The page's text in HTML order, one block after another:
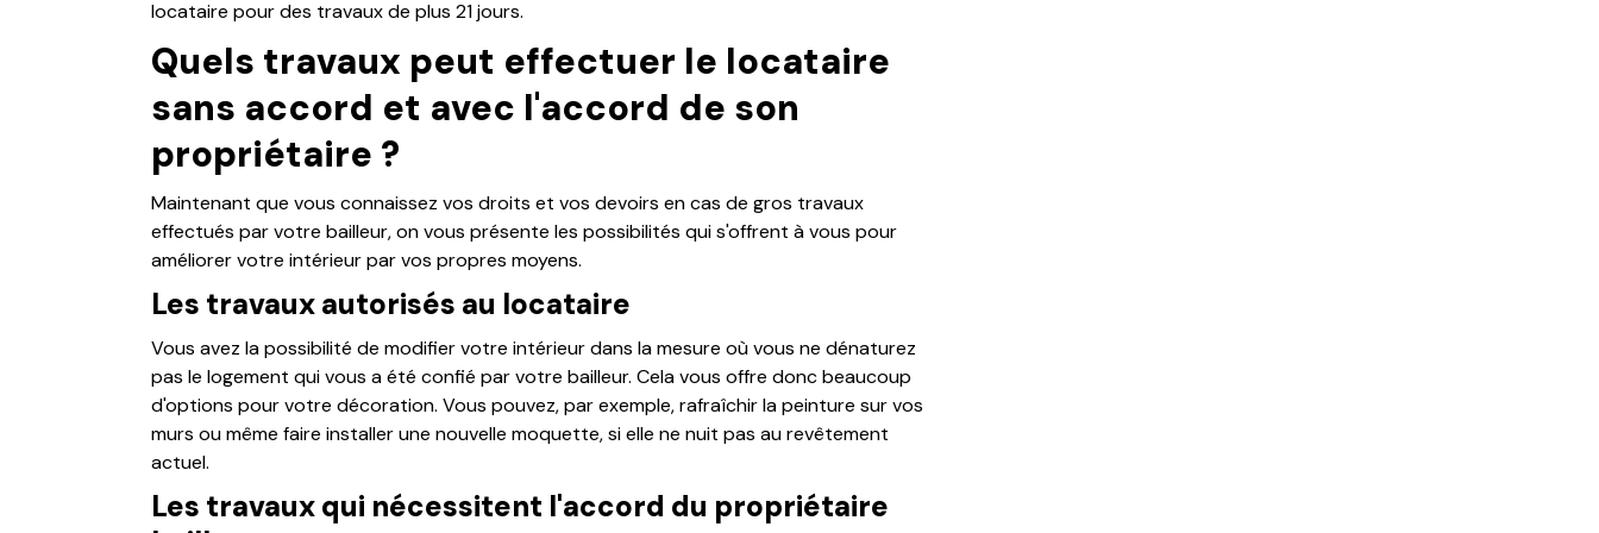
locataire pour des travaux de plus 21 jours.
Quels travaux peut effectuer le locataire
sans accord et avec l'accord de son
propriétaire ?
Maintenant que vous connaissez vos droits et vos devoirs en cas de gros travaux
effectués par votre bailleur, on vous présente les possibilités qui s'offrent à vous pour
améliorer votre intérieur par vos propres moyens.
Les travaux autorisés au locataire
Vous avez la possibilité de modifier votre intérieur dans la mesure où vous ne dénaturez
pas le logement qui vous a été confié par votre bailleur. Cela vous offre donc beaucoup
d'options pour votre décoration. Vous pouvez, par exemple, rafraîchir la peinture sur vos
murs ou même faire installer une nouvelle moquette, si elle ne nuit pas au revêtement
actuel.
Les travaux qui nécessitent l'accord du propriétaire